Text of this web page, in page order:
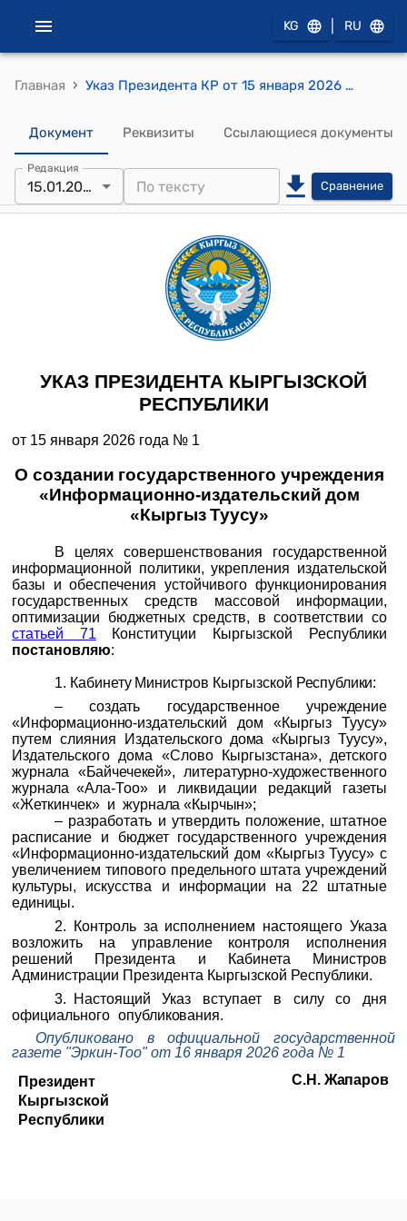
KG RU
Главная › Указ Президента КР от 15 января 2026 года № 1 "О создании государственного учреждения «Информационно-издательский дом «Кыргыз Туусу»
Документ Реквизиты Ссылающиеся документы
Редакция
15.01.2026 Сравнение